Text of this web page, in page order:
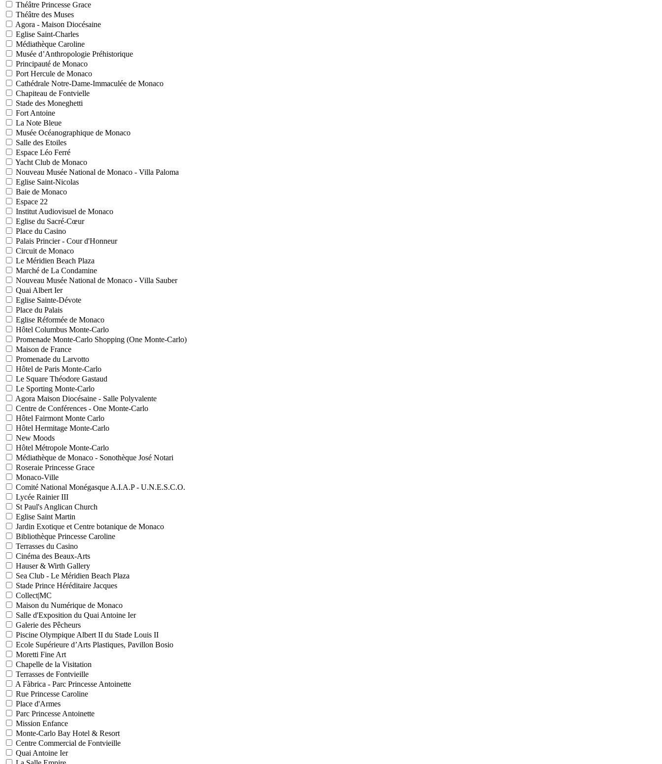
Théâtre Princesse Grace
Théâtre des Muses
Agora - Maison Diocésaine
Eglise Saint-Charles
Médiathèque Caroline
Musée d’Anthropologie Préhistorique
Principauté de Monaco
Port Hercule de Monaco
Cathédrale Notre-Dame-Immaculée de Monaco
Chapiteau de Fontvielle
Stade des Moneghetti
Fort Antoine
La Note Bleue
Musée Océanographique de Monaco
Salle des Etoiles
Espace Léo Ferré
Yacht Club de Monaco
Nouveau Musée National de Monaco - Villa Paloma
Eglise Saint-Nicolas
Baie de Monaco
Espace 22
Institut Audiovisuel de Monaco
Eglise du Sacré-Cœur
Place du Casino
Palais Princier - Cour d'Honneur
Circuit de Monaco
Le Méridien Beach Plaza
Marché de La Condamine
Nouveau Musée National de Monaco - Villa Sauber
Quai Albert Ier
Eglise Sainte-Dévote
Place du Palais
Eglise Réformée de Monaco
Hôtel Columbus Monte-Carlo
Promenade Monte-Carlo Shopping (One Monte-Carlo)
Maison de France
Promenade du Larvotto
Hôtel de Paris Monte-Carlo
Le Square Théodore Gastaud
Le Sporting Monte-Carlo
Agora Maison Diocésaine - Salle Polyvalente
Centre de Conférences - One Monte-Carlo
Hôtel Fairmont Monte Carlo
Hôtel Hermitage Monte-Carlo
New Moods
Hôtel Métropole Monte-Carlo
Médiathèque de Monaco - Sonothèque José Notari
Roseraie Princesse Grace
Monaco-Ville
Comité National Monégasque A.I.A.P - U.N.E.S.C.O.
Lycée Rainier III
St Paul's Anglican Church
Eglise Saint Martin
Jardin Exotique et Centre botanique de Monaco
Bibliothèque Princesse Caroline
Terrasses du Casino
Cinéma des Beaux-Arts
Hauser & Wirth Gallery
Sea Club - Le Méridien Beach Plaza
Stade Prince Héréditaire Jacques
Collect|MC
Maison du Numérique de Monaco
Salle d'Exposition du Quai Antoine Ier
Galerie des Pêcheurs
Piscine Olympique Albert II du Stade Louis II
Ecole Supérieure d’Arts Plastiques, Pavillon Bosio
Moretti Fine Art
Chapelle de la Visitation
Terrasses de Fontvieille
A Fàbrica - Parc Princesse Antoinette
Rue Princesse Caroline
Place d'Armes
Parc Princesse Antoinette
Mission Enfance
Monte-Carlo Bay Hotel & Resort
Centre Commercial de Fontvieille
Quai Antoine Ier